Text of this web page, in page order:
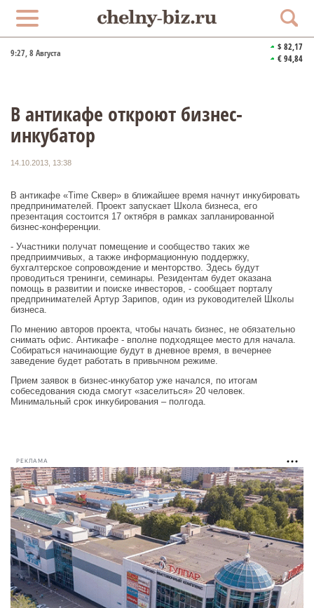
9:27, 8 Августа
$ 82,17
€ 94,84
В антикафе откроют бизнес-
инкубатор
14.10.2013, 13:38
В антикафе «Time Сквер» в ближайшее время начнут инкубировать
предпринимателей. Проект запускает Школа бизнеса, его
презентация состоится 17 октября в рамках запланированной
бизнес-конференции.
- Участники получат помещение и сообщество таких же
предприимчивых, а также информационную поддержку,
бухгалтерское сопровождение и менторство. Здесь будут
проводиться тренинги, семинары. Резидентам будет оказана
помощь в развитии и поиске инвесторов, - сообщает порталу
предпринимателей Артур Зарипов, один из руководителей Школы
бизнеса.
По мнению авторов проекта, чтобы начать бизнес, не обязательно
снимать офис. Антикафе - вполне подходящее место для начала.
Собираться начинающие будут в дневное время, в вечернее
заведение будет работать в привычном режиме.
Прием заявок в бизнес-инкубатор уже начался, по итогам
собеседования сюда смогут «заселиться» 20 человек.
Минимальный срок инкубирования – полгода.
РЕКЛАМА